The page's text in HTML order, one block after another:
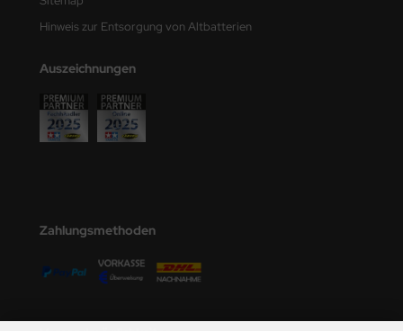
Hinweis zur Entsorgung von Altbatterien
Auszeichnungen
Zahlungsmethoden